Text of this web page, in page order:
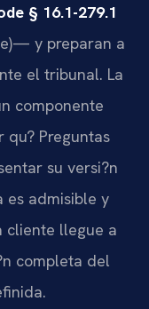
§ 16.1-279.1
y preparan a
el tribunal. La
componente
Preguntas
su versi?n
es admisible y
cliente llegue a
completa del